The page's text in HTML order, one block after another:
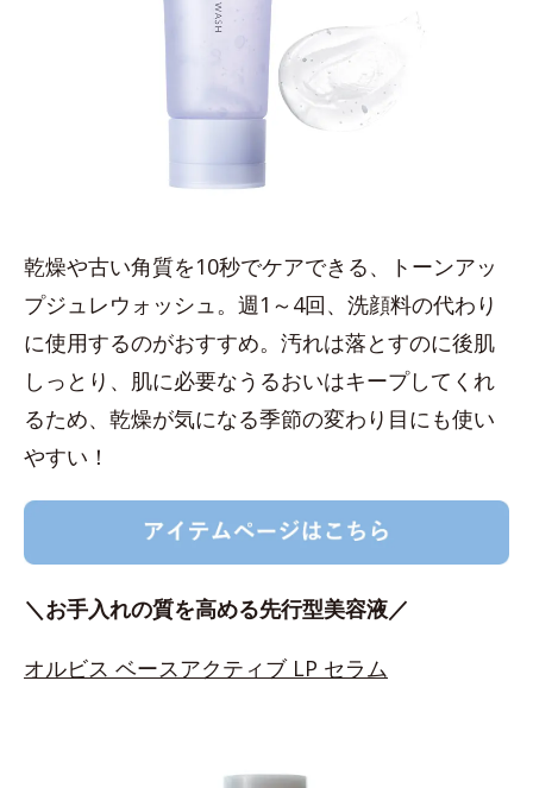
乾燥や古い角質を10秒でケアできる、トーンアッ
プジュレウォッシュ。週1～4回、洗顔料の代わり
に使用するのがおすすめ。汚れは落とすのに後肌
しっとり、肌に必要なうるおいはキープしてくれ
るため、乾燥が気になる季節の変わり目にも使い
やすい！
＼お手入れの質を高める先行型美容液／
オルビス ベースアクティブ LP セラム